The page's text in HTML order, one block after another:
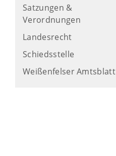
Satzungen &
Verordnungen
Landesrecht
Schiedsstelle
Weißenfelser Amtsblatt